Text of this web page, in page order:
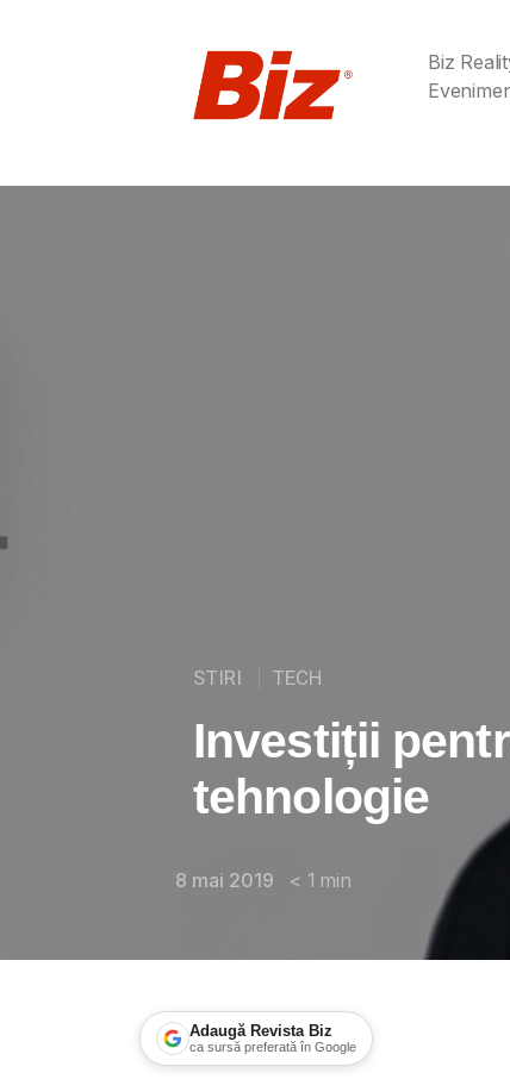
Biz
STIRI TECH
Investiții
tehnologie
8 mai 2019 < 1 min
Adaugă Revista Biz
ca sursă preferată în Google